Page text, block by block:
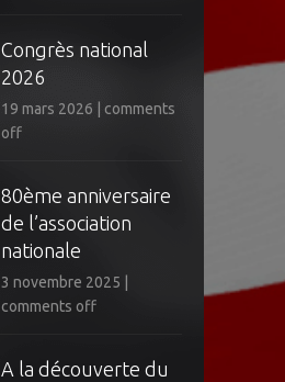
Congrès national
2026
19 mars 2026
comments
off
80ème anniversaire
de l’association
nationale
3 novembre 2025
comments off
A la découverte du